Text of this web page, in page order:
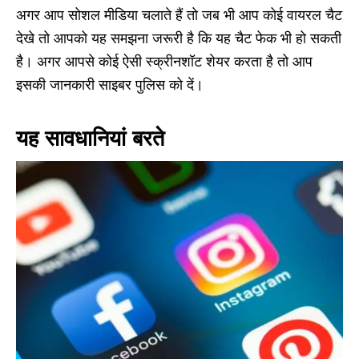
अगर आप सोशल मीडिया चलाते हैं तो जब भी आप कोई वायरल चैट
देखे तो आपको यह समझना जरूरी है कि यह चैट फेक भी हो सकती
है। अगर आपसे कोई ऐसी स्क्रीनशॉट शेयर करता है तो आप
इसकी जानकारी साइबर पुलिस को दें।
यह सावधानियां बरते